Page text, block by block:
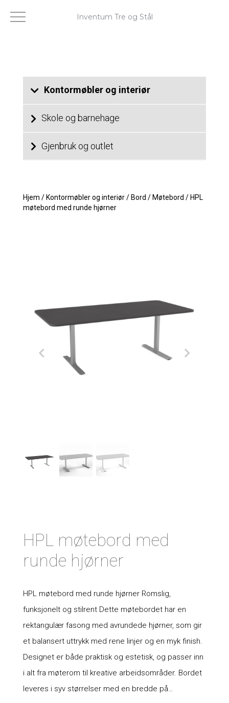
Kontormøbler og interiør
Skole og barnehage
Gjenbruk og outlet
Hjem / Kontormøbler og interiør / Bord / Møtebord /HPL
møtebord med runde hjørner
HPL møtebord med
runde hjørner
HPL møtebord med runde hjørner Romslig,
funksjonelt og stilrent Dette møtebordet har en
rektangulær fasong med avrundede hjørner, som gir
et balansert uttrykk med rene linjer og en myk finish.
Designet er både praktisk og estetisk, og passer inn
i alt fra møterom til kreative arbeidsområder. Bordet
leveres i syv størrelser med en bredde på…
Inventum Tre og Stål